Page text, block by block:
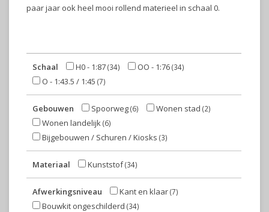
paar jaar ook heel mooi rollend materieel in schaal 0.
Schaal H0 - 1:87(34) OO - 1:76(34)
O - 1:43.5 / 1:45 (7)
Gebouwen Spoorweg(6) Wonen stad (2)
Wonen landelijk(6)
Bijgebouwen / Schuren / Kiosks (3)
Materiaal Kunststof(34)
Afwerkingsniveau Kant en klaar(7)
Bouwkit ongeschilderd (34)